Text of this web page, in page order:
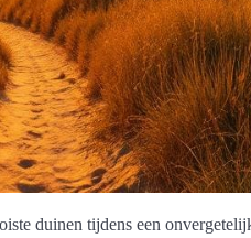
duinen tijdens een